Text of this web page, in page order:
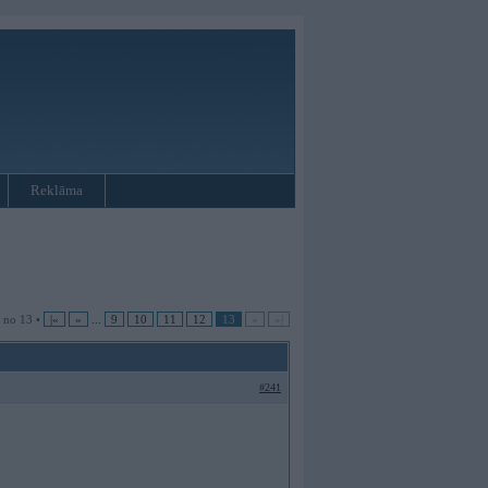
Reklāma
13 • |« « 9 10 11 12 13
#241